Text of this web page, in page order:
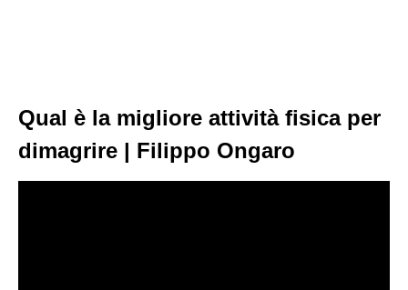
Qual è la migliore attività fisica per
dimagrire | Filippo Ongaro